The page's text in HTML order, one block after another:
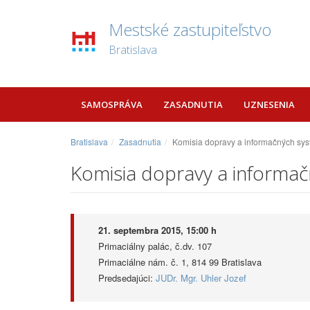
Mestské zastupiteľstvo
Bratislava
SAMOSPRÁVA ZASADNUTIA UZNESENIA
Bratislava Zasadnutia Komisia dopravy a informačných
Komisia dopravy a
21. septembra 2015, 15:00 h
Primaciálny palác, č.dv. 107
Primaciálne nám. č. 1, 814 99 Bratislava
Predsedajúci: JUDr. Mgr. Uhler Jozef